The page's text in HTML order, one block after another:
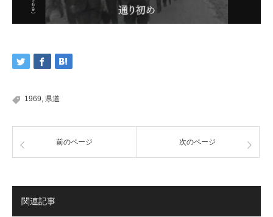
1969, 県道
前のページ 次のページ
関連記事